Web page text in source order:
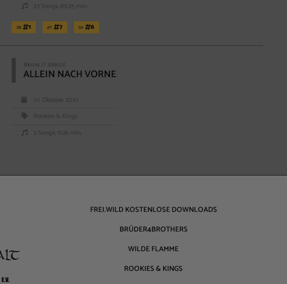
23 Songs, 89:25 min.
DE 1 AT 7 CH 6
RK019 // SINGLE
ALLEIN NACH VORNE
01. Oktober 2010
Rookies & Kings
3 Songs, 11:26 min.
FREI.WILD KOSTENLOSE DOWNLOADS
BRÜDER4BROTHERS
WILDE FLAMME
ROOKIES & KINGS